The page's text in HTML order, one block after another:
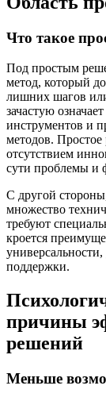
Что такое
Под простым
метод, который
лишних шагов
зачастую
инструментов и
методов. Простое
отсутствием
сути проблемы и
С другой
множество
требуют
кроется
поддержки.
причины
решений
Меньше